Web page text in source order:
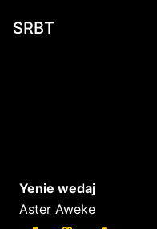
SRBT
Yenie wedaj
Aster Aweke